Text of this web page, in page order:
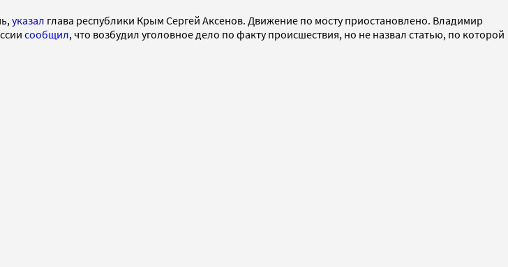
указал глава республики Крым Сергей Аксенов. Движение по мосту приостановлено. Владимир
сообщил, что возбудил уголовное дело по факту происшествия, но не назвал статью, по которой